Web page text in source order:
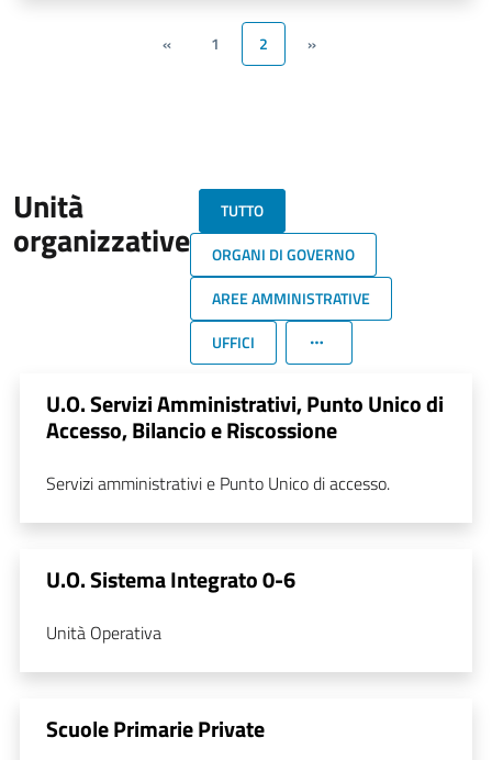
« 1 2 »
Unità
organizzative
TUTTO
ORGANI DI GOVERNO
AREE AMMINISTRATIVE
UFFICI
U.O. Servizi Amministrativi, Punto Unico di
Accesso, Bilancio e Riscossione
Servizi amministrativi e Punto Unico di accesso.
U.O. Sistema Integrato 0-6
Unità Operativa
Scuole Primarie Private